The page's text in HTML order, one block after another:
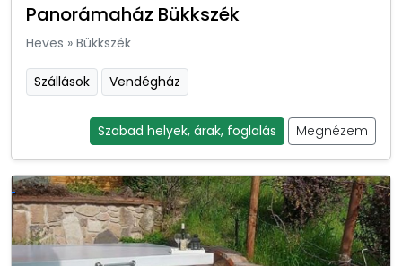
Panorámaház Bükkszék
Heves » Bükkszék
Szállások Vendégház
Szabad helyek, árak, foglalás Megnézem